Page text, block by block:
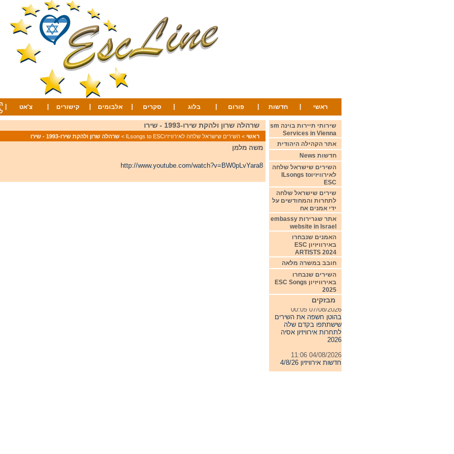
ראשי חדשות פורום בלוג סקרים אלבומים קישורים צ'אט
שרהלה שרון ולהקת שירו-1993 - שירו
ראשי > השירים שישראל שלחה לאירוויזיוILsongs to ESC > שרהלה שרון ולהקת שירו-1993 - שירו
משה מלמן
http://www.youtube.com/watch?v=BW0pLvYara8
שירותי תיירות בוינה sm
Services in Vienna
אתר הקהילה היהודית
חדשות News
השירים שישראל שלחה
לאירוויזיוILsongs to
ESC
שירים שישראל שלחה
לתחרות והמחודשים על
ידי אמנים אח
אתר שגרירות embassy
website in Israel
האמנים שנבחרו
באירוויזיון ESC
ARTISTS 2024
חובב במשרה מלאה
השירים שנבחרו
באירוויזיון ESC Songs
2025
מבזקים
07/08/2026 00:05
בהוטן חשפה את השירים
שישתתפו בקדם שלה
לתחרות אירוויזיון אסיה
2026
04/08/2026 11:06
חדשות אירוויזיון 4/8/26